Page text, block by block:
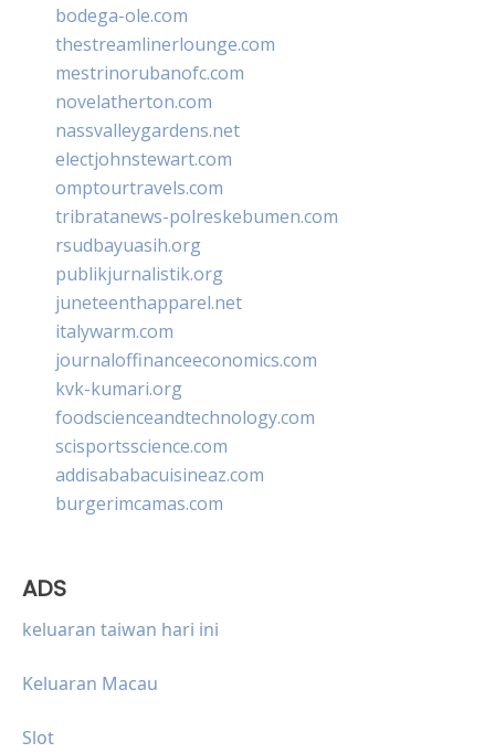
bodega-ole.com
thestreamlinerlounge.com
mestrinorubanofc.com
novelatherton.com
nassvalleygardens.net
electjohnstewart.com
omptourtravels.com
tribratanews-polreskebumen.com
rsudbayuasih.org
publikjurnalistik.org
juneteenthapparel.net
italywarm.com
journaloffinanceeconomics.com
kvk-kumari.org
foodscienceandtechnology.com
scisportsscience.com
addisababacuisineaz.com
burgerimcamas.com
ADS
keluaran taiwan hari ini
Keluaran Macau
Slot